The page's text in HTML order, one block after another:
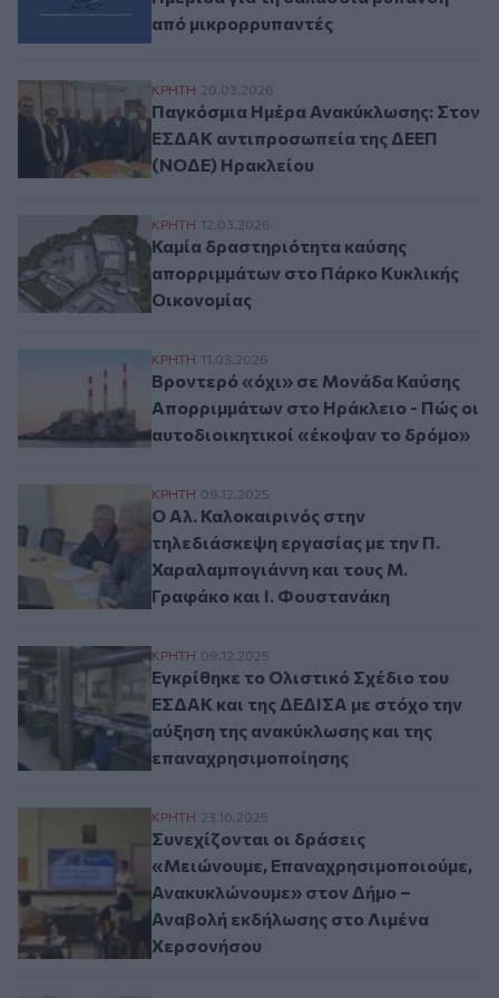
από μικρορρυπαντές
Παγκόσμια Ημέρα Ανακύκλωσης: Στον
ΚΡΗΤΗ 20.03.2026
Παγκόσμια Ημέρα Ανακύκλωσης: Στον
ΕΣΔΑΚ αντιπροσωπεία της ΔΕΕΠ
(ΝΟΔΕ) Ηρακλείου
Καμία δραστηριότητα καύσης
ΚΡΗΤΗ 12.03.2026
Καμία δραστηριότητα καύσης
απορριμμάτων στο Πάρκο Κυκλικής
Οικονομίας
Βροντερό «όχι» σε Μονάδα Καύσης
ΚΡΗΤΗ 11.03.2026
Βροντερό «όχι» σε Μονάδα Καύσης
Απορριμμάτων στο Ηράκλειο - Πώς οι
αυτοδιοικητικοί «έκοψαν το δρόμο»
Ο Αλ. Καλοκαιρινός στην τηλεδιάσκεψη
ΚΡΗΤΗ 09.12.2025
Ο Αλ. Καλοκαιρινός στην
τηλεδιάσκεψη εργασίας με την Π.
Χαραλαμπογιάννη και τους Μ.
Γραφάκο και Ι. Φουστανάκη
Εγκρίθηκε το Ολιστικό Σχέδιο του
ΚΡΗΤΗ 09.12.2025
Εγκρίθηκε το Ολιστικό Σχέδιο του
ΕΣΔΑΚ και της ΔΕΔΙΣΑ με στόχο την
αύξηση της ανακύκλωσης και της
επαναχρησιμοποίησης
Συνεχίζονται οι δράσεις «Μειώνουμε,
ΚΡΗΤΗ 23.10.2025
Συνεχίζονται οι δράσεις
«Μειώνουμε, Επαναχρησιμοποιούμε,
Ανακυκλώνουμε» στον Δήμο –
Αναβολή εκδήλωσης στο Λιμένα
Χερσονήσου